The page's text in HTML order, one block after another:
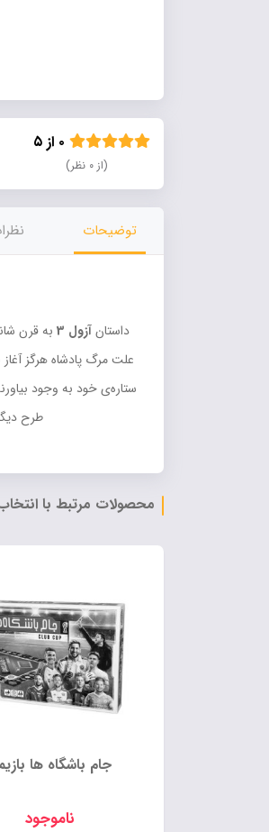
(از ۰ نظر)
توضیحات
داستانآزول 3
به قرن
علت مرگ پادشاه هرگز
ستاره‌ی خود به وجود
طرح
محصولات مرتبط با
جام باشگاه ها
ناموجود